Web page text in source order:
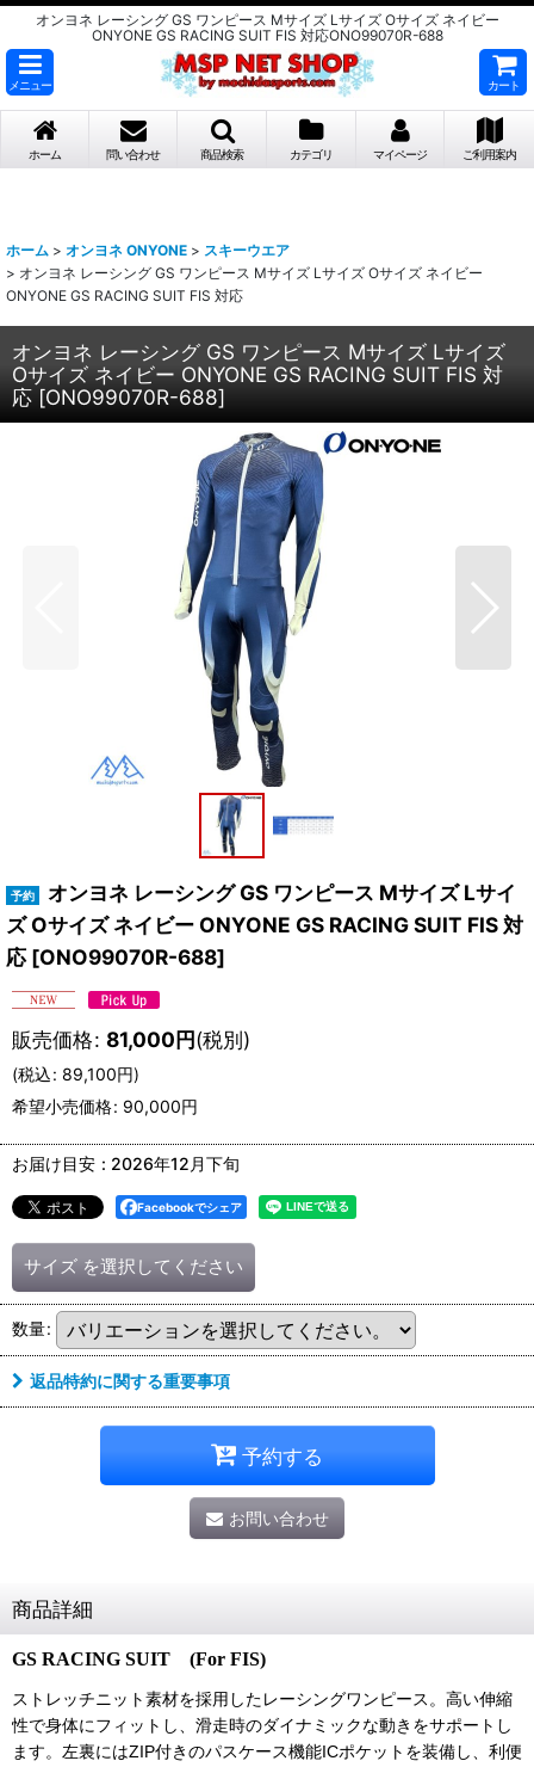
オンヨネ レーシング GS ワンピース Mサイズ Lサイズ Oサイズ ネイビー
ONYONE GS RACING SUIT FIS 対応ONO99070R-688
メニュー カート
ホーム 問い合わせ 商品検索 カテゴリ マイページ ご利用案内
ホーム > オンヨネ ONYONE > スキーウエア
> オンヨネ レーシング GS ワンピース Mサイズ Lサイズ Oサイズ ネイビー
ONYONE GS RACING SUIT FIS 対応
オンヨネ レーシング GS ワンピース Mサイズ Lサイズ
Oサイズ ネイビー ONYONE GS RACING SUIT FIS 対
応 [ONO99070R-688]
オンヨネ レーシング GS ワンピース Mサイズ Lサイ
ズ Oサイズ ネイビー ONYONE GS RACING SUIT FIS 対
応 [ONO99070R-688]
販売価格: 81,000円(税別)
(税込: 89,100円)
希望小売価格: 90,000円
お届け目安 : 2026年12月下旬
Facebookでシェア
サイズ を選択してください
数量:
返品特約に関する重要事項
予約する
お問い合わせ
商品詳細
GS RACING SUIT (For FIS)
ストレッチニット素材を採用したレーシングワンピース。高い伸縮
性で身体にフィットし、滑走時のダイナミックな動きをサポートし
ます。左裏にはZIP付きのパスケース機能ICポケットを装備し、利便